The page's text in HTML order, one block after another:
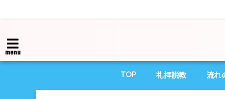
menu
TOP 礼拝説教 流れ